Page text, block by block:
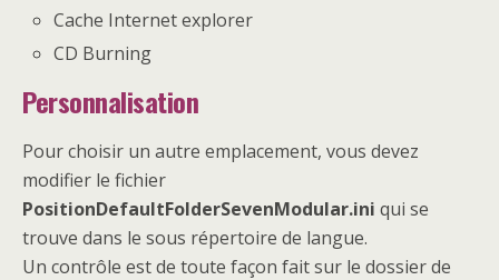
Cache Internet explorer
CD Burning
Personnalisation
Pour choisir un autre emplacement, vous devez
modifier le fichier
PositionDefaultFolderSevenModular.ini qui se
trouve dans le sous répertoire de langue.
Un contrôle est de toute façon fait sur le dossier de